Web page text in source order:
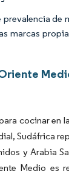
de
marcas
cocinar en
Sudáfrica
y Arabia
Medio es